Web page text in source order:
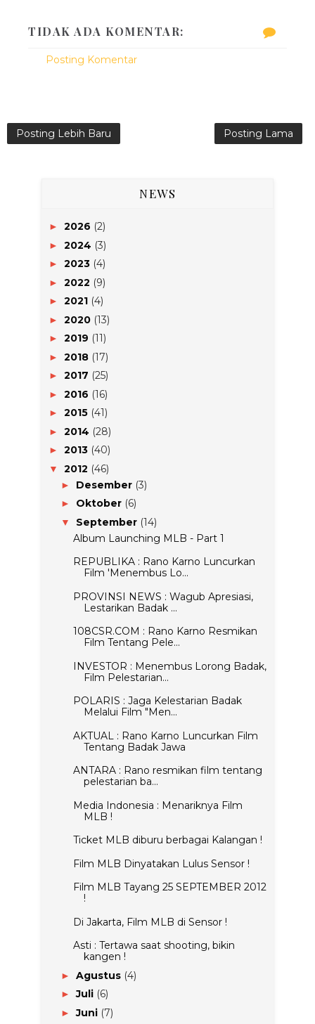
TIDAK ADA KOMENTAR:
Posting Komentar
Posting Lebih Baru Posting Lama
NEWS
► 2026 (2)
► 2024 (3)
► 2023 (4)
► 2022 (9)
► 2021 (4)
► 2020 (13)
► 2019 (11)
► 2018 (17)
► 2017 (25)
► 2016 (16)
► 2015 (41)
► 2014 (28)
► 2013 (40)
▼ 2012 (46)
► Desember (3)
► Oktober (6)
▼ September (14)
Album Launching MLB - Part 1
REPUBLIKA : Rano Karno Luncurkan
Film 'Menembus Lo...
PROVINSI NEWS : Wagub Apresiasi,
Lestarikan Badak ...
108CSR.COM : Rano Karno Resmikan
Film Tentang Pele...
INVESTOR : Menembus Lorong Badak,
Film Pelestarian...
POLARIS : Jaga Kelestarian Badak
Melalui Film "Men...
AKTUAL : Rano Karno Luncurkan Film
Tentang Badak Jawa
ANTARA : Rano resmikan film tentang
pelestarian ba...
Media Indonesia : Menariknya Film
MLB !
Ticket MLB diburu berbagai Kalangan !
Film MLB Dinyatakan Lulus Sensor !
Film MLB Tayang 25 SEPTEMBER 2012
!
Di Jakarta, Film MLB di Sensor !
Asti : Tertawa saat shooting, bikin
kangen !
► Agustus (4)
►Juli (6)
►Juni (7)